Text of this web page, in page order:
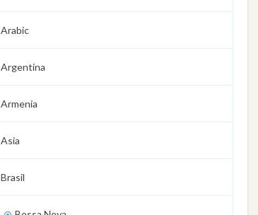
Arabic
Argentina
Armenia
Asia
Brasil